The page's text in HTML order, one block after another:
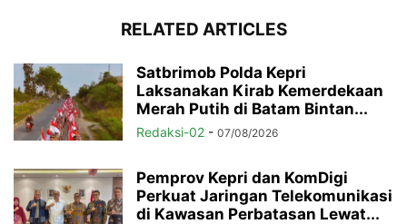
RELATED ARTICLES
Satbrimob Polda Kepri
Laksanakan Kirab Kemerdekaan
Merah Putih di Batam Bintan...
Redaksi-02 - 07/08/2026
Pemprov Kepri dan KomDigi
Perkuat Jaringan Telekomunikasi
di Kawasan Perbatasan Lewat...